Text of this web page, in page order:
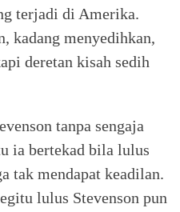
terjadi di Amerika.
kadang menyedihkan,
deretan kisah sedih
tanpa sengaja
ia bertekad bila lulus
tak mendapat keadilan.
lulus Stevenson pun